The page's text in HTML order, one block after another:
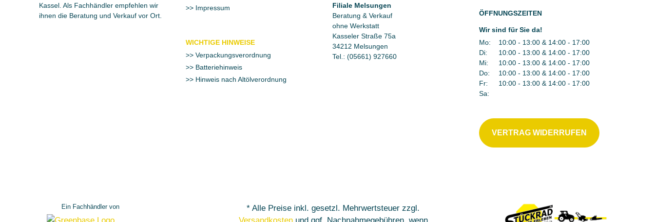
Kassel. Als Fachhändler empfehlen wir
ihnen die Beratung und Verkauf vor Ort.
Impressum
WICHTIGE HINWEISE
Verpackungsverordnung
Batteriehinweis
Hinweis nach Altölverordnung
Filiale Melsungen
Beratung & Verkauf
ohne Werkstatt
Kasseler Straße 75a
34212 Melsungen
Tel.: (05661) 927660
ÖFFNUNGSZEITEN
Wir sind für Sie da!
Mo:
10:00 - 13:00 & 14:00 - 17:00
Di:
10:00 - 13:00 & 14:00 - 17:00
Mi:
10:00 - 13:00 & 14:00 - 17:00
Do:
10:00 - 13:00 & 14:00 - 17:00
Fr:
10:00 - 13:00 & 14:00 - 17:00
Sa:
VERTRAG WIDERRUFEN
Ein Fachhändler von
* Alle Preise inkl. gesetzl. Mehrwertsteuer zzgl.